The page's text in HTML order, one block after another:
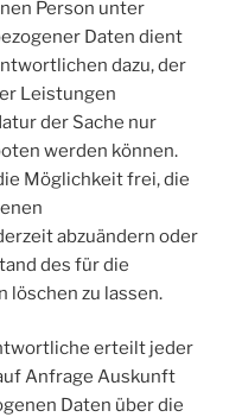
Person unter
Daten dient
dazu, der
Leistungen
der Sache nur
werden können.
Möglichkeit frei, die
abzuändern oder
des für die
zu lassen.
erteilt jeder
Anfrage Auskunft
Daten über die